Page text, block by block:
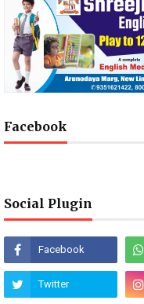
Facebook
Social Plugin